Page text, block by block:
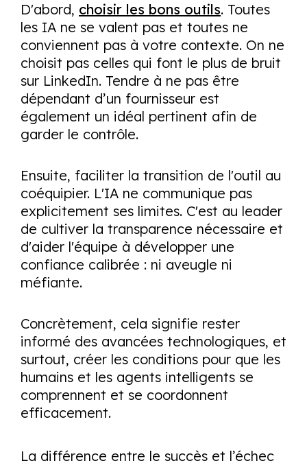
D'abord, choisir les bons outils. Toutes
les IA ne se valent pas et toutes ne
conviennent pas à votre contexte. On ne
choisit pas celles qui font le plus de bruit
sur LinkedIn. Tendre à ne pas être
dépendant d’un fournisseur est
également un idéal pertinent afin de
garder le contrôle.
Ensuite, faciliter la transition de l'outil au
coéquipier. L'IA ne communique pas
explicitement ses limites. C'est au leader
de cultiver la transparence nécessaire et
d'aider l'équipe à développer une
confiance calibrée : ni aveugle ni
méfiante.
Concrètement, cela signifie rester
informé des avancées technologiques, et
surtout, créer les conditions pour que les
humains et les agents intelligents se
comprennent et se coordonnent
efficacement.
La différence entre le succès et l’échec